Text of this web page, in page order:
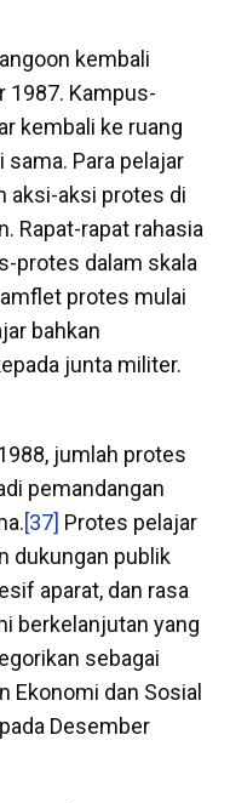
kembali
1987. Kampus-
kembali ke ruang
Para pelajar
aksi-aksi protes di
Rapat-rapat rahasia
protes dalam skala
protes mulai
bahkan
junta militer.
jumlah protes
pemandangan
[37] Protes pelajar
dukungan publik
aparat, dan rasa
berkelanjutan yang
sebagai
Ekonomi dan Sosial
Desember